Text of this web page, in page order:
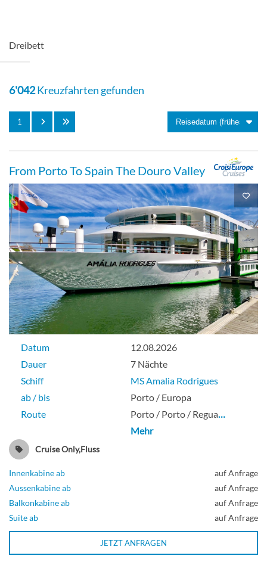
Zweibett-[C]
Aussenkabine
Aussenkabine
Dreibett
6'042Kreuzfahrten gefunden
1
From Porto To Spain The Douro Valley
Datum
12.08.2026
Dauer
7 Nächte
Schiff
MS Amalia Rodrigues
ab / bis
Porto / Europa
Route
Porto / Porto / Regua…
Mehr
Cruise Only,Fluss
Innenkabine ab
auf Anfrage
Aussenkabine ab
auf Anfrage
Balkonkabine ab
auf Anfrage
Suite ab
auf Anfrage
JETZT ANFRAGEN